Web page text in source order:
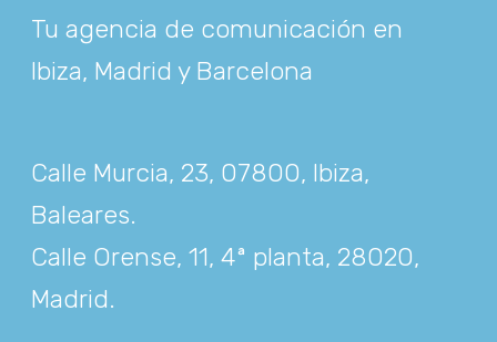
Tu agencia de comunicación en
Ibiza, Madrid y Barcelona
Calle Murcia, 23, 07800, Ibiza,
Baleares.
Calle Orense, 11, 4ª planta, 28020,
Madrid.